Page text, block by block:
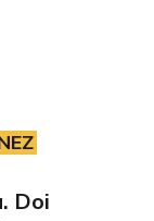
Doi